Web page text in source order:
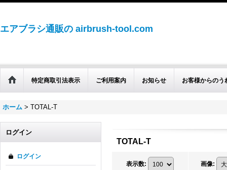
エアブラシ通販の airbrush-tool.com
特定商取引法表示 ご利用案内 お知らせ お客様からのう
ホーム > TOTAL-T
ログイン
ログイン
TOTAL-T
表示数: 画像: